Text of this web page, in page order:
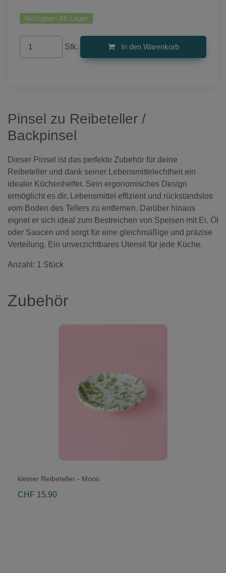
Verfügbar: Ab Lager
Stk. In den Warenkorb
Pinsel zu Reibeteller /
Backpinsel
Dieser Pinsel ist das perfekte Zubehör für deine
Reibeteller und dank seiner Lebensmittelechtheit ein
idealer Küchenhelfer. Sein ergonomisches Design
ermöglicht es dir, Lebensmittel effizient und rückstandslos
vom Boden des Tellers zu entfernen. Darüber hinaus
eignet er sich ideal zum Bestreichen von Speisen mit Ei, Öl
oder Saucen und sorgt für eine gleichmäßige und präzise
Verteilung. Ein unverzichtbares Utensil für jede Küche.
Anzahl: 1 Stück
Zubehör
kleiner Reibeteller - Moos
CHF 15.90